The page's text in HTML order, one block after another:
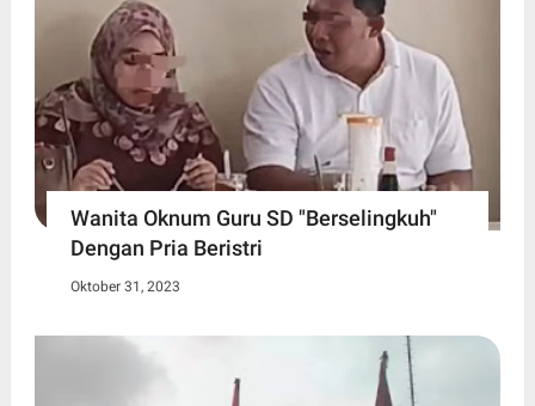
Wanita Oknum Guru SD "Berselingkuh"
Dengan Pria Beristri
Oktober 31, 2023